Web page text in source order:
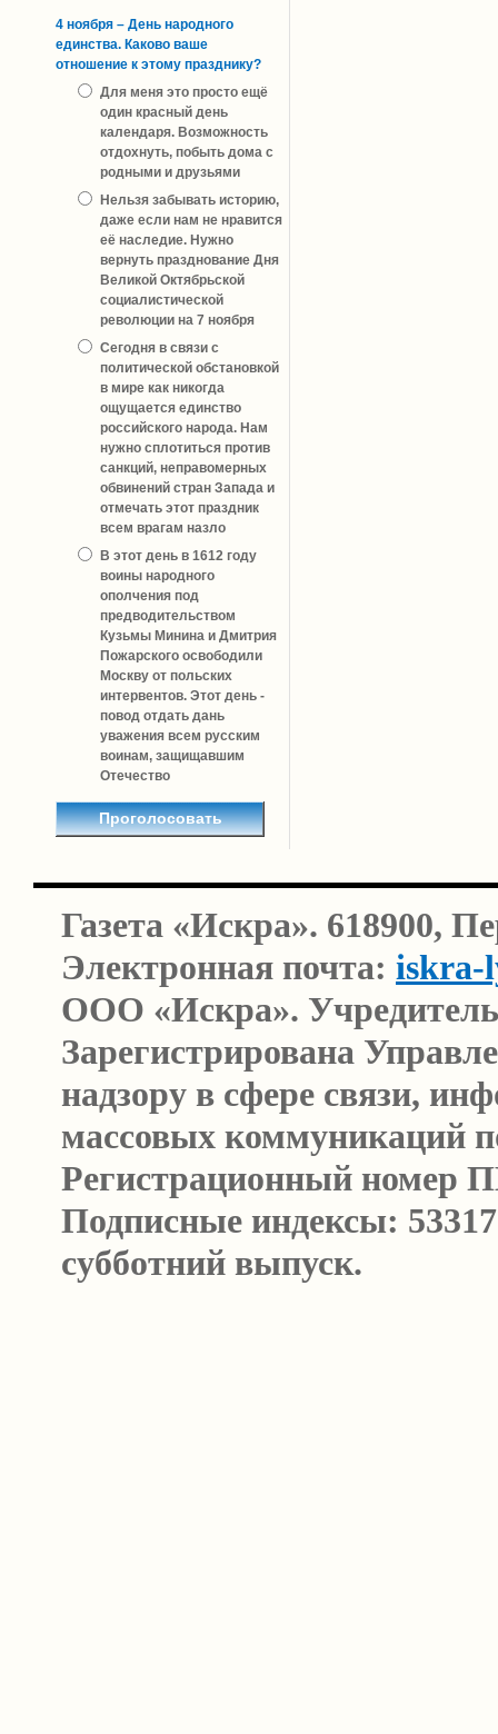
4 ноября – День народного
единства. Каково ваше
отношение к этому празднику?
Для меня это просто ещё
один красный день
календаря. Возможность
отдохнуть, побыть дома с
родными и друзьями
Нельзя забывать историю,
даже если нам не нравится
её наследие. Нужно
вернуть празднование Дня
Великой Октябрьской
социалистической
революции на 7 ноября
Сегодня в связи с
политической обстановкой
в мире как никогда
ощущается единство
российского народа. Нам
нужно сплотиться против
санкций, неправомерных
обвинений стран Запада и
отмечать этот праздник
всем врагам назло
В этот день в 1612 году
воины народного
ополчения под
предводительством
Кузьмы Минина и Дмитрия
Пожарского освободили
Москву от польских
интервентов. Этот день -
повод отдать дань
уважения всем русским
воинам, защищавшим
Отечество
Газета «Искра». 618900,
Электронная почта: iskra-
ООО «Искра».
Зарегистрирована
надзору в сфере связи,
массовых коммуникаций
Регистрационный номер
Подписные индексы:
субботний выпуск.